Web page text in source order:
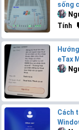
sống
Tính
eTax
Cách